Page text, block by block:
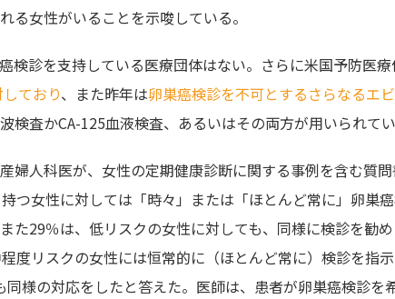
る女性がいることを示唆している。
検診を支持している医療団体はない。さらに米国予防医
ており、また昨年は卵巣癌検診を不可とするさらなるエ
検査かCA-125血液検査、あるいはその両方が用いられてい
婦人科医が、女性の定期健康診断に関する事例を含む質
つ女性に対しては「時々」または「ほとんど常に」卵巣
た29％は、低リスクの女性に対しても、同様に検診を勧
度リスクの女性には恒常的に（ほとんど常に）検診を指
様の対応をしたと答えた。医師は、患者が卵巣癌検診を